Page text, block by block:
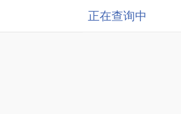
正在查询中